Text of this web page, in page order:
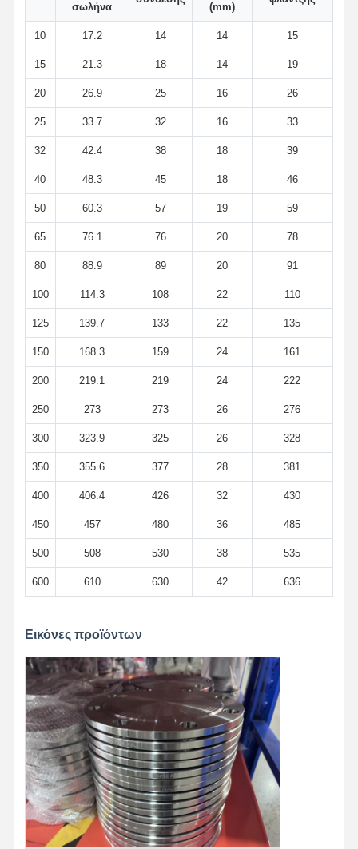
Γύρος
Εργοστασίων
Ποιοτικός
Έλεγχος
Επαφή Νέα
Όλες Οι
Περιπτώσεις
Τεχνουργήματα για σωλήνες από ανοξείδωτο χάλυβα
Τεχνουργήματα για σωλήνες από ανοξείδωτο χάλυβα
Φλάντζες ανοξείδωτου
βαλβίδα από ανοξείδωτο χάλυβα
Υγειονομικές τοποθετήσεις σωληνώσεων ανοξείδωτου
ΣΩΛΉΝΑΣ BA
Ενωμένοι στενά ανοξείδωτο σωλήνες
Φύλλο σπειρών ανοξείδωτου
σωλήνα (mm)
10 17.2 14 14 15
15 21.3 18 14 19
20 26.9 25 16 26
25 33.7 32 16 33
32 42.4 38 18 39
40 48.3 45 18 46
50 60.3 57 19 59
65 76.1 76 20 78
80 88.9 89 20 91
100 114.3 108 22 110
125 139.7 133 22 135
150 168.3 159 24 161
200 219.1 219 24 222
250 273 273 26 276
300 323.9 325 26 328
350 355.6 377 28 381
400 406.4 426 32 430
450 457 480 36 485
500 508 530 38 535
600 610 630 42 636
Εικόνες προϊόντων